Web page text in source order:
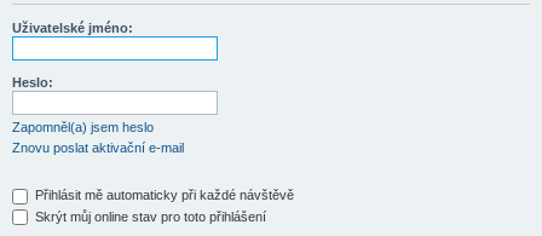
Uživatelské jméno:
Heslo:
Zapomněl(a) jsem heslo
Znovu poslat aktivační e-mail
Přihlásit mě automaticky při každé návštěvě
Skrýt můj online stav pro toto přihlášení